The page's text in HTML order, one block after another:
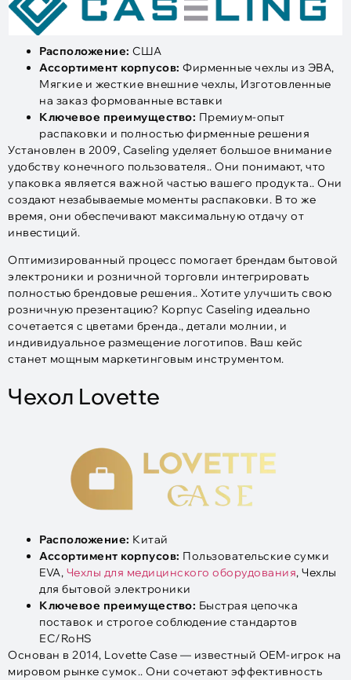
Расположение: США
Ассортимент корпусов: Фирменные чехлы из ЭВА,
Мягкие и жесткие внешние чехлы, Изготовленные
на заказ формованные вставки
Ключевое преимущество: Премиум-опыт
распаковки и полностью фирменные решения
Установлен в 2009, Caseling уделяет большое внимание
удобству конечного пользователя.. Они понимают, что
упаковка является важной частью вашего продукта.. Они
создают незабываемые моменты распаковки. В то же
время, они обеспечивают максимальную отдачу от
инвестиций.
Оптимизированный процесс помогает брендам бытовой
электроники и розничной торговли интегрировать
полностью брендовые решения.. Хотите улучшить свою
розничную презентацию? Корпус Caseling идеально
сочетается с цветами бренда., детали молнии, и
индивидуальное размещение логотипов. Ваш кейс
станет мощным маркетинговым инструментом.
Чехол Lovette
Расположение: Китай
Ассортимент корпусов: Пользовательские сумки
EVA, Чехлы для медицинского оборудования, Чехлы
для бытовой электроники
Ключевое преимущество: Быстрая цепочка
поставок и строгое соблюдение стандартов
ЕС/RoHS
Основан в 2014, Lovette Case — известный OEM-игрок на
мировом рынке сумок.. Они сочетают эффективность